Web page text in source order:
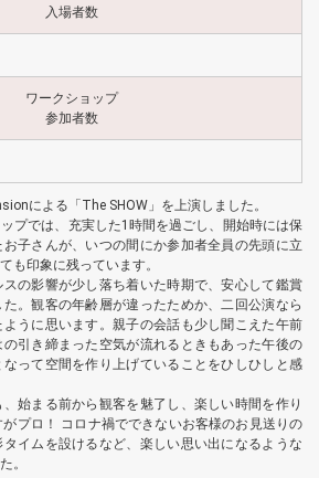
入場者数
ワークショップ
参加者数
による「The SHOW」を上演しました。
プでは、充実した1時間を過ごし、開始時には保
子さんが、いつの間にか参加者全員の先頭に立
も印象に残っています。
の影響が少し落ち着いた時期で、安心して鑑賞
。観客の年齢層が違ったためか、二回公演なら
うに思います。親子の会話も少し聞こえた午前
引き締まった空気が流れるときもあった午後の
って空間を作り上げていることをひしひしと感
始まる前から観客を魅了し、楽しい時間を作り
プロ！ コロナ禍でできないお客様のお見送りの
イムを設けるなど、楽しい思い出になるような
。